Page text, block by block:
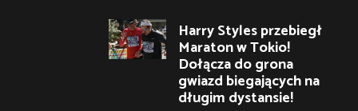
Harry Styles przebiegł
Maraton w Tokio!
Dołącza do grona
gwiazd biegających na
długim dystansie!